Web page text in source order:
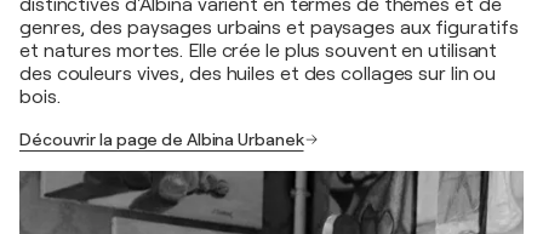
distinctives d'Albina varient en termes de thèmes et de
genres, des paysages urbains et paysages aux figuratifs
et natures mortes. Elle crée le plus souvent en utilisant
des couleurs vives, des huiles et des collages sur lin ou
bois.
Découvrir la page de Albina Urbanek